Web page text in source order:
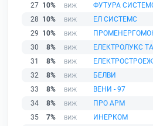
27 10%
ФУТУРА
28 10%
ЕЛ СИСТЕМС
29 10%
30
8%
ЕЛЕКТРОЛУКС
31
8%
32
8%
БЕЛВИ
33
8%
ВЕНИ - 97
34
8%
ПРО АРМ
35
7%
ИНЕРКОМ